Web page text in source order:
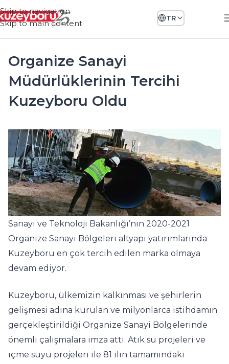
Skip to navigation
Skip to main content
TR
Organize Sanayi
Müdürlüklerinin Tercihi
Kuzeyboru Oldu
Sanayi ve Teknoloji Bakanlığı’nın 2020-2021
Organize Sanayi Bölgeleri altyapı yatırımlarında
Kuzeyboru en çok tercih edilen marka olmaya
devam ediyor.
Kuzeyboru, ülkemizin kalkınması ve şehirlerin
gelişmesi adına kurulan ve milyonlarca istihdamın
gerçekleştirildiği Organize Sanayi Bölgelerinde
önemli çalışmalara imza attı. Atık su projeleri ve
içme suyu projeleri ile 81 ilin tamamındaki